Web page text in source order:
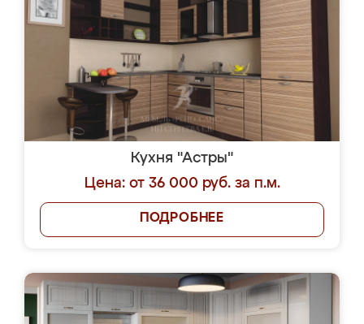
Кухня "Астры"
Цена: от 36 000 руб. за п.м.
ПОДРОБНЕЕ